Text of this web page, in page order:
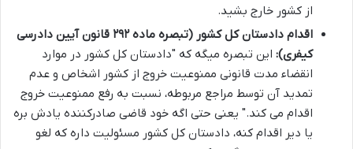
از کشور خارج بشید.
اقدام دادستان کل کشور (تبصره ماده ۲۹۲ قانون آیین دادرسی
کیفری): این تبصره میگه که "دادستان کل کشور در موارد
انقضاء مدت قانونی ممنوعیت خروج از کشور اشخاص و عدم
تمدید آن توسط مراجع مربوطه، نسبت به رفع ممنوعیت خروج
اقدام می کند." یعنی حتی اگه خود قاضی صادرکننده یادش بره
یا دیر اقدام کنه، دادستان کل کشور مسئولیت داره که لغو